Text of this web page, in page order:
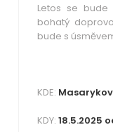
Letos se
bohatý
bude s
KDE:
KDY: 18.5.2025